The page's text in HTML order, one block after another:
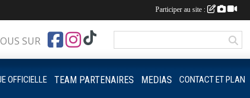
SUR
OFFICIELLE TEAM PARTENAIRES MEDIAS CONTACT ET PLAN
Participer au site :